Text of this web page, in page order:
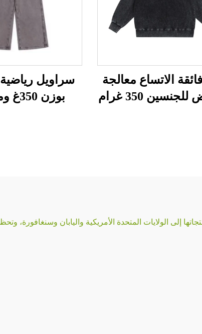
الاتساع معالجة
350 غرام
سراويل
بوزن
المتحدة الأمريكية واليابان وسنغافورة، وتحظى بنسبة رضا عملاء